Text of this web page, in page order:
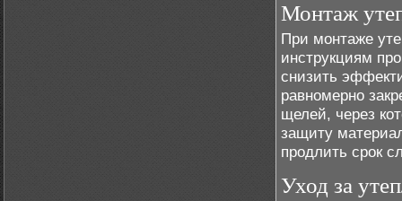
Монтаж
При монтаже
инструкциям
снизить
равномерно
щелей, через
защиту
продлить срок
Уход за